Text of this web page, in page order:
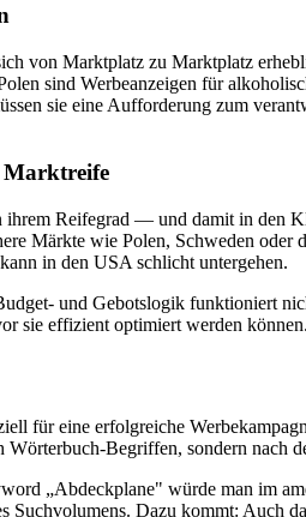
von Marktplatz zu Marktplatz
sind Werbeanzeigen für
sie eine Aufforderung zum
Marktreife
Reifegrad — und damit in den
Märkte wie Polen, Schweden
in den USA schlicht untergehen.
und Gebotslogik funktioniert
sie effizient optimiert werden können.
für eine erfolgreiche
Begriffen, sondern nach
„Abdeckplane" würde man im
Suchvolumens. Dazu kommt: Auch